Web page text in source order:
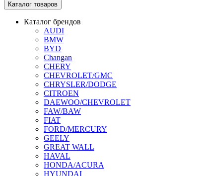
Каталог товаров
Каталог брендов
AUDI
BMW
BYD
Changan
CHERY
CHEVROLET/GMC
CHRYSLER/DODGE
CITROEN
DAEWOO/CHEVROLET
FAW/BAW
FIAT
FORD/MERCURY
GEELY
GREAT WALL
HAVAL
HONDA/ACURA
HYUNDAI